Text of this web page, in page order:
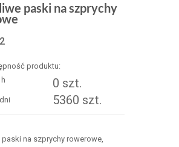
paski na szprychy
produktu:
0 szt.
5360 szt.
paski na szprychy rowerowe,